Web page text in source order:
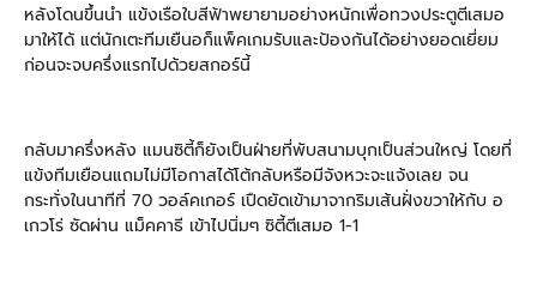
หลังโดนขึ้นนำ แข้งเรือใบสีฟ้าพยายามอย่างหนักเพื่อทวงประตูตีเสมอ
มาให้ได้ แต่นักเตะทีมเยืนอก็แพ็คเกมรับและป้องกันได้อย่างยอดเยี่ยม
ก่อนจะจบครึ่งแรกไปด้วยสกอร์นี้
กลับมาครึ่งหลัง แมนซิตี้ก็ยังเป็นฝ่ายที่พับสนามบุกเป็นส่วนใหญ่ โดยที่
แข้งทีมเยือนแถมไม่มีโอกาสได้โต้กลับหรือมีจังหวะจะแจ้งเลย จน
กระทั่งในนาทีที่ 70 วอล์คเกอร์ เปืดยัดเข้ามาจากริมเส้นฝั่งขวาให้กับ อ
เกวโร่ ซัดผ่าน แม็คคาธี เข้าไปนิ่มๆ ซิตี้ตีเสมอ 1-1